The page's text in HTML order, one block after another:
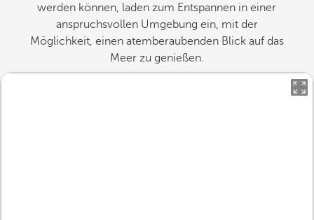
werden können, laden zum Entspannen in einer
anspruchsvollen Umgebung ein, mit der
Möglichkeit, einen atemberaubenden Blick auf das
Meer zu genießen.